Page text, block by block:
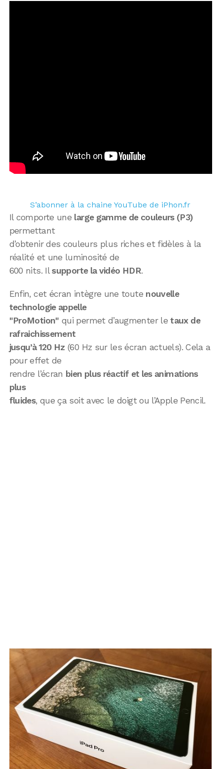
S’abonner à la chaine YouTube de iPhon.fr
Il comporte une large gamme de couleurs (P3)
permettant
d’obtenir des couleurs plus riches et fidèles à la
réalité et une luminosité de
600 nits. Ilsupporte la vidéo HDR.
Enfin, cet écran intègre une toute nouvelle
technologie appelle
"ProMotion" qui permet d’augmenter letaux de
rafraichissement
jusqu’à 120 Hz (60 Hz sur les écran actuels). Cela a
pour effet de
rendre l’écran bien plus réactif et les animations
plus
fluides, que ça soit avec le doigt ou l’Apple Pencil.